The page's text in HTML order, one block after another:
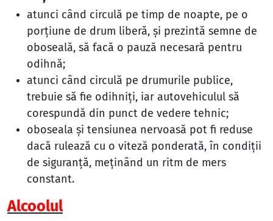
atunci când circulă pe timp de noapte, pe o
porţiune de drum liberă, şi prezintă semne de
oboseală, să facă o pauză necesară pentru
odihnă;
atunci când circulă pe drumurile publice,
trebuie să fie odihniţi, iar autovehiculul să
corespundă din punct de vedere tehnic;
oboseala şi tensiunea nervoasă pot fi reduse
dacă rulează cu o viteză ponderată, în condiţii
de siguranţă, meţinând un ritm de mers
constant.
Alcoolul